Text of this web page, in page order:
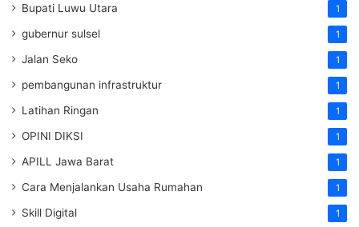
Bupati Luwu Utara 1
gubernur sulsel 1
Jalan Seko 1
pembangunan infrastruktur 1
Latihan Ringan 1
OPINI DIKSI 1
APILL Jawa Barat 1
Cara Menjalankan Usaha Rumahan 1
Skill Digital 1